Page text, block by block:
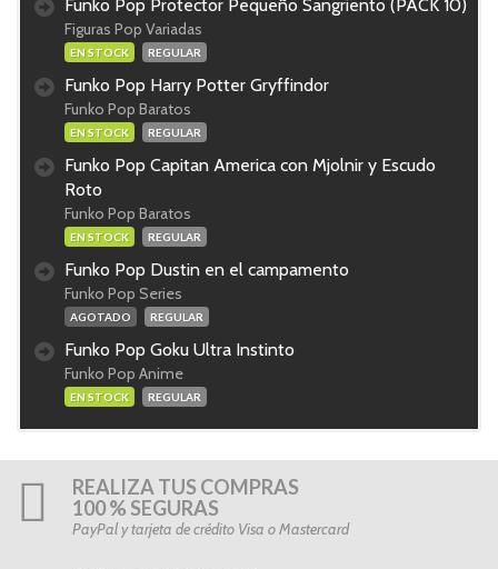
Funko Pop Protector Pequeño Sangriento (PACK 10)
Figuras Pop Variadas
EN STOCK REGULAR
Funko Pop Harry Potter Gryffindor
Funko Pop Baratos
EN STOCK REGULAR
Funko Pop Capitan America con Mjolnir y Escudo
Roto
Funko Pop Baratos
EN STOCK REGULAR
Funko Pop Dustin en el campamento
Funko Pop Series
AGOTADO REGULAR
Funko Pop Goku Ultra Instinto
Funko Pop Anime
EN STOCK REGULAR
REALIZA TUS COMPRAS
100 % SEGURAS
PayPal y tarjeta de crédito Visa o Mastercard